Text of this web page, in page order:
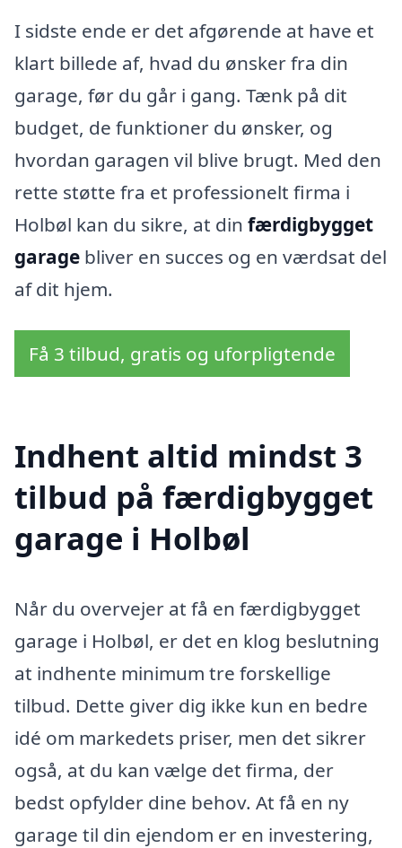
I sidste ende er det afgørende at have et
klart billede af, hvad du ønsker fra din
garage, før du går i gang. Tænk på dit
budget, de funktioner du ønsker, og
hvordan garagen vil blive brugt. Med den
rette støtte fra et professionelt firma i
Holbøl kan du sikre, at din færdigbygget
garage bliver en succes og en værdsat del
af dit hjem.
Få 3 tilbud, gratis og uforpligtende
Indhent altid mindst 3
tilbud på færdigbygget
garage i Holbøl
Når du overvejer at få en færdigbygget
garage i Holbøl, er det en klog beslutning
at indhente minimum tre forskellige
tilbud. Dette giver dig ikke kun en bedre
idé om markedets priser, men det sikrer
også, at du kan vælge det firma, der
bedst opfylder dine behov. At få en ny
garage til din ejendom er en investering,